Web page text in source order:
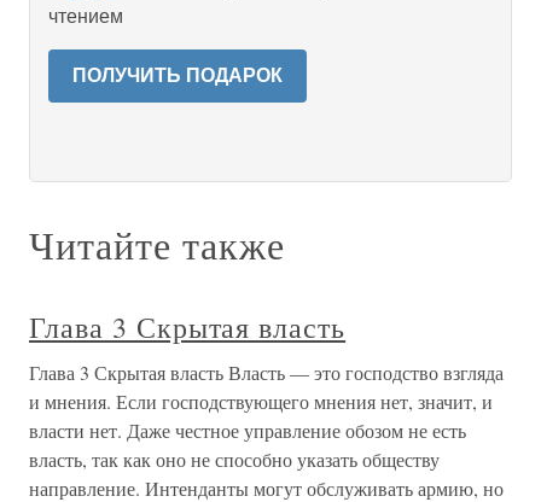
чтением
ПОЛУЧИТЬ ПОДАРОК
Читайте также
Глава 3 Скрытая власть
Глава 3 Скрытая власть Власть — это господство взгляда
и мнения. Если господствующего мнения нет, значит, и
власти нет. Даже честное управление обозом не есть
власть, так как оно не способно указать обществу
направление. Интенданты могут обслуживать армию, но